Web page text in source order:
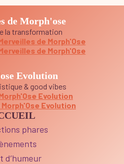
de Morph'ose
la transformation
Evolution
& good vibes
phares
d’humeur